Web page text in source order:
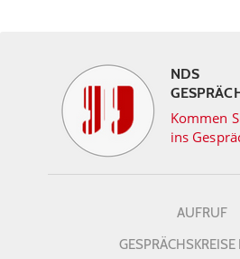
NDS
Kommen
ins
AUFRUF